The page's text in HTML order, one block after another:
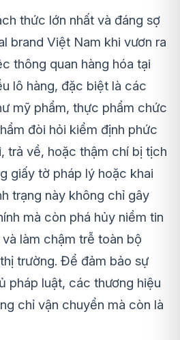
thức lớn nhất và đáng sợ
brand Việt Nam khi vươn ra
thông quan hàng hóa tại
lô hàng, đặc biệt là các
mỹ phẩm, thực phẩm chức
đòi hỏi kiểm định phức
trả về, hoặc thậm chí bị tịch
giấy tờ pháp lý hoặc khai
trạng này không chỉ gây
mà còn phá hủy niềm tin
làm chậm trễ toàn bộ
trường. Để đảm bảo sự
pháp luật, các thương hiệu
chỉ vận chuyển mà còn là